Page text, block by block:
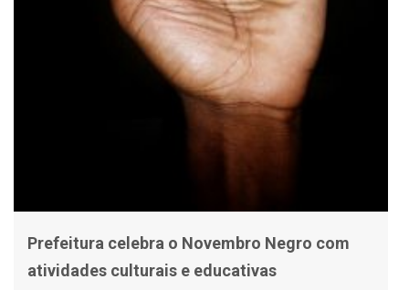
Prefeitura celebra o Novembro Negro com
atividades culturais e educativas